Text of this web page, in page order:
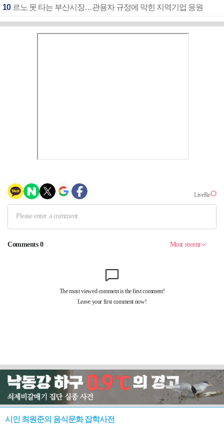
10 르노 못 타는 부산시장…관용차 규정에 막힌 지역기업 응원
시인 최원준의 음식문화 잡학사전